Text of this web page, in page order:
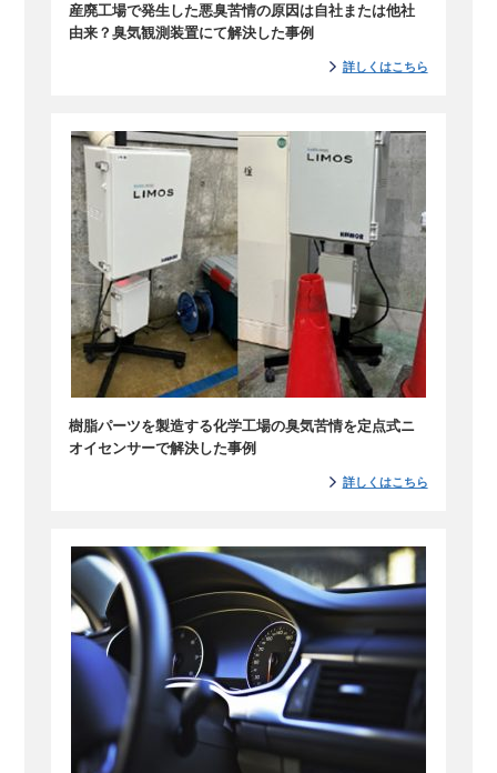
産廃工場で発生した悪臭苦情の原因は自社または他社
由来？臭気観測装置にて解決した事例
詳しくはこちら
樹脂パーツを製造する化学工場の臭気苦情を定点式ニ
オイセンサーで解決した事例
詳しくはこちら